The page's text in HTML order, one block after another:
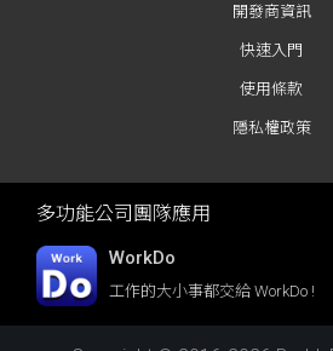
開發商資訊
快速入門
使用條款
隱私權政策
多功能公司團隊應用
WorkDo
工作的大小事都交給 WorkDo !